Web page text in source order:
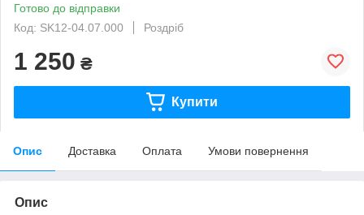
Готово до відправки
Код: SK12-04.07.000
Роздріб
1 250 ₴
Купити
Опис Доставка Оплата Умови повернення
Опис